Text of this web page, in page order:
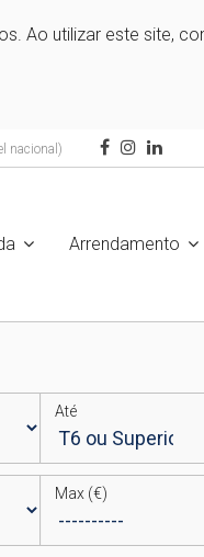
Ao utilizar este site,
nacional)
Arrendamento
Até
Max (€)